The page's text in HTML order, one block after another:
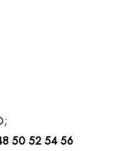
50 52 54 56